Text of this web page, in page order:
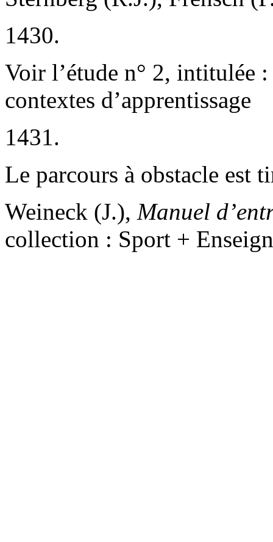
1430.
Voir l’étude n° 2, intitulée
contextes d’apprentissage
1431.
Le parcours à obstacle est
Weineck (J.), Manuel
collection : Sport +